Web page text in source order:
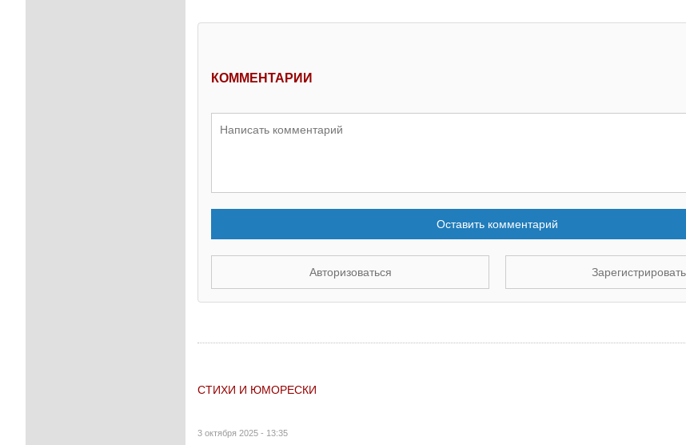
КОММЕНТАРИИ
Оставить комментарий
Авторизоваться
СТИХИ И ЮМОРЕСКИ
3 октября 2025 - 13:35